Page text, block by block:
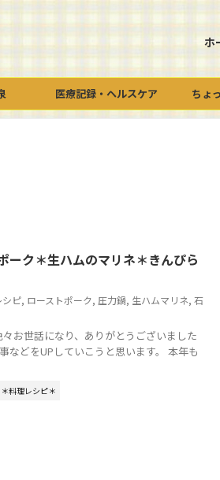
ホ
医療記録・ヘルスケア ちょ
ーク＊生ハムのマリネ＊きんぴら
シピ, ローストポーク, 圧力鍋, 生ハムマリネ, 石
お世話になり、ありがとうございました
などをUPしていこうと思います。 本年も
＊料理レシピ＊